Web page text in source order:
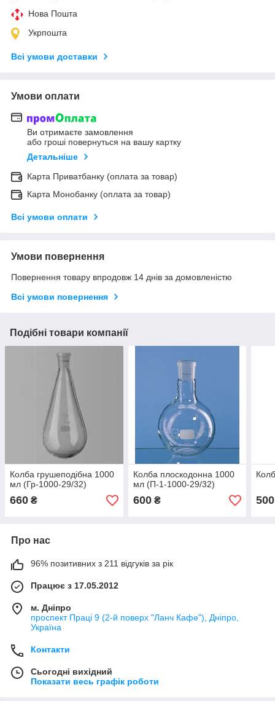
Нова Пошта
Укрпошта
Всі умови доставки
Умови оплати
Ви отримаєте замовлення
або гроші повернуться на вашу картку
Детальніше
Карта Приватбанку (оплата за товар)
Карта Монобанку (оплата за товар)
Всі умови оплати
Умови повернення
Повернення товару впродовж 14 днів за домовленістю
Всі умови повернення
Подібні товари компанії
Колба грушеподібна 1000
мл (Гр-1000-29/32)
660 ₴
Колба плоскодонна 1000
мл (П-1-1000-29/32)
600₴ 500
Про нас
96% позитивних з 211 відгуків за рік
Працює з 17.05.2012
м. Дніпро
проспект Праці 9 (2-й поверх "Ланч Кафе"), Дніпро,
Україна
Контакти
Сьогодні вихідний
Показати весь графік роботи